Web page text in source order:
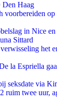
Haag
voorbereiden
in Nice
Sittard
het
la Espriella
seksdate via
ruim twee uur,